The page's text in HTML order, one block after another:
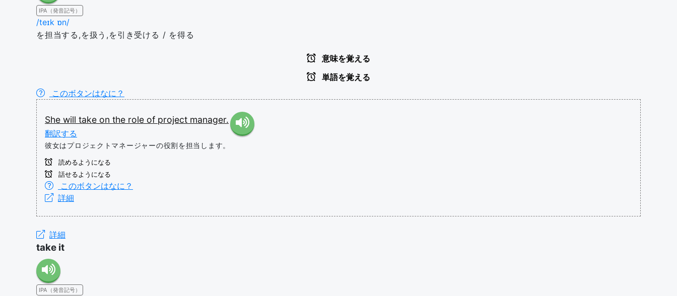
IPA（発音記号）
/teɪk ɒn/
を担当する,を扱う,を引き受ける / を得る
意味を覚える
単語を覚える
このボタンはなに？
She will take on the role of project manager.
翻訳する
彼女はプロジェクトマネージャーの役割を担当します。
読めるようになる
話せるようになる
このボタンはなに？
詳細
詳細
take it
IPA（発音記号）